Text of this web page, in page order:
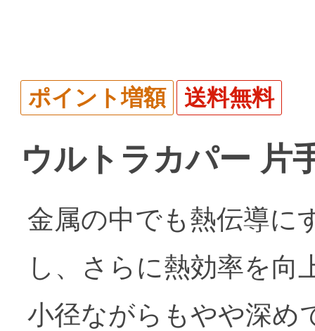
ポイント増額 送料無料
ウルトラカパー 片
金属の中でも熱伝導に
し、さらに熱効率を向
小径ながらもやや深め